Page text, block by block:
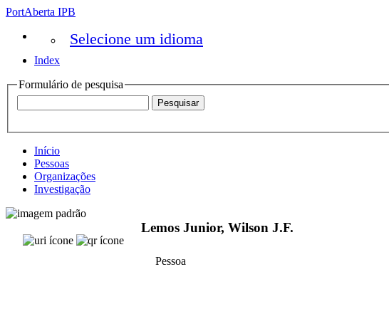
PortAberta IPB
Selecione um idioma
Index
Formulário de pesquisa
Início
Pessoas
Organizações
Investigação
Lemos Junior, Wilson J.F.
Pessoa